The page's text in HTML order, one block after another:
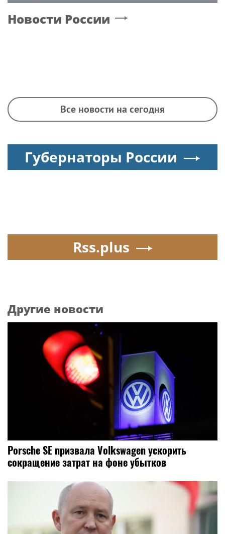
Новости России
Все новости на сегодня
Губернаторы России
Rss.plus
Другие новости
Porsche SE призвала Volkswagen ускорить
сокращение затрат на фоне убытков